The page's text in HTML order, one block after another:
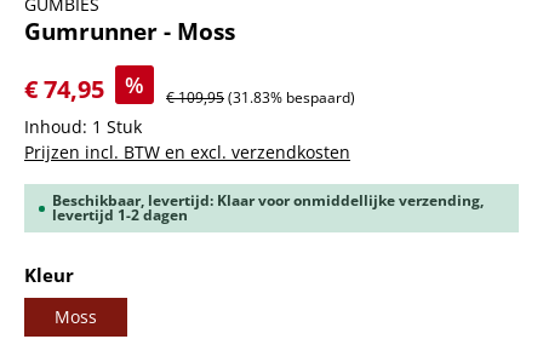
Gumrunner - Moss
€ 74,95
% € 109,95(31.83% bespaard)
Inhoud: 1 Stuk
Prijzen incl. BTW en excl. verzendkosten
Beschikbaar, levertijd: Klaar voor onmiddellijke verzending,
levertijd 1-2 dagen
Selecteer
Kleur
Moss